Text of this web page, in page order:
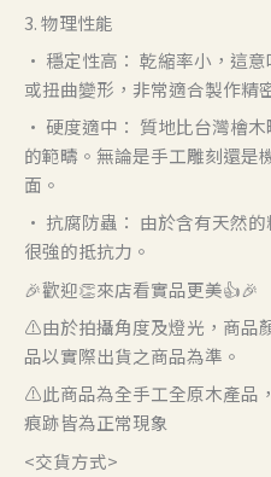
3. 物理性能
• 穩定性高： 乾縮率小，這
或扭曲變形，非常適合製作精
• 硬度適中： 質地比台灣檜
的範疇。無論是手工雕刻還是
面。
• 抗腐防蟲： 由於含有天然
很強的抵抗力。
🎉歡迎👏來店看實品更美👍🎉
⚠️由於拍攝角度及燈光，商品
品以實際出貨之商品為準。
⚠️此商品為全手工全原木產品
痕跡皆為正常現象
<交貨方式>